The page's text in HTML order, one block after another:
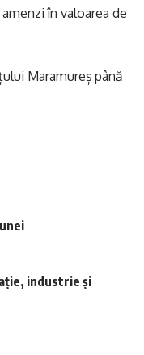
în valoarea de
Maramureș până
industrie și